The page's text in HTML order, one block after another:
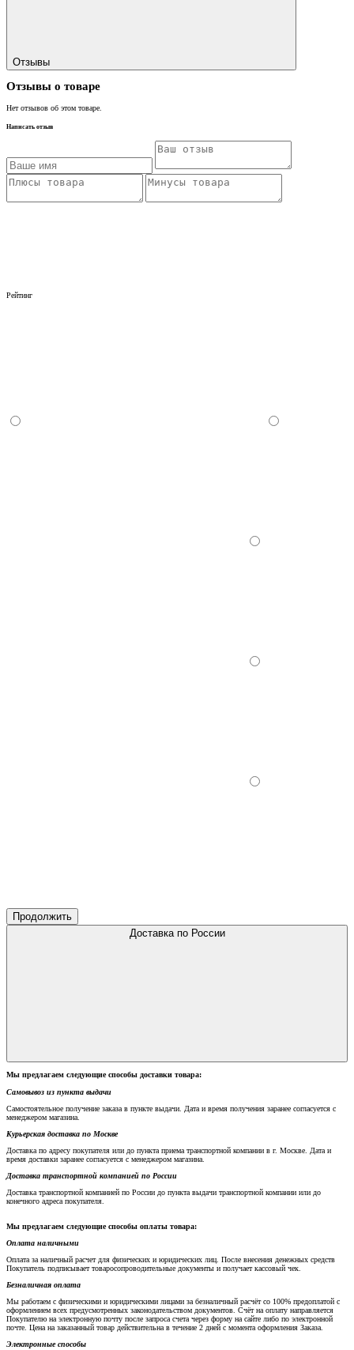
Отзывы
Отзывы о товаре
Нет отзывов об этом товаре.
Написать отзыв
Рейтинг
Продолжить
Доставка по России
Мы предлагаем следующие способы доставки товара:
Самовывоз из пункта выдачи
Самостоятельное получение заказа в пункте выдачи. Дата и время получения заранее согласуется с
менеджером магазина.
Курьерская доставка по Москве
Доставка по адресу покупателя или до пункта приема транспортной компании в г. Москве. Дата и
время доставки заранее согласуется с менеджером магазина.
Доставка транспортной компанией по России
Доставка транспортной компанией по России до пункта выдачи транспортной компании или до
конечного адреса покупателя.
Мы предлагаем следующие способы оплаты товара:
Оплата наличными
Оплата за наличный расчет для физических и юридических лиц. После внесения денежных средств
Покупатель подписывает товаросопроводительные документы и получает кассовый чек.
Безналичная оплата
Мы работаем с физическими и юридическими лицами за безналичный расчёт со 100% предоплатой с
оформлением всех предусмотренных законодательством документов. Счёт на оплату направляется
Покупателю на электронную почту после запроса счета через форму на сайте либо по электронной
почте. Цена на заказанный товар действительна в течение 2 дней с момента оформления Заказа.
Электронные способы